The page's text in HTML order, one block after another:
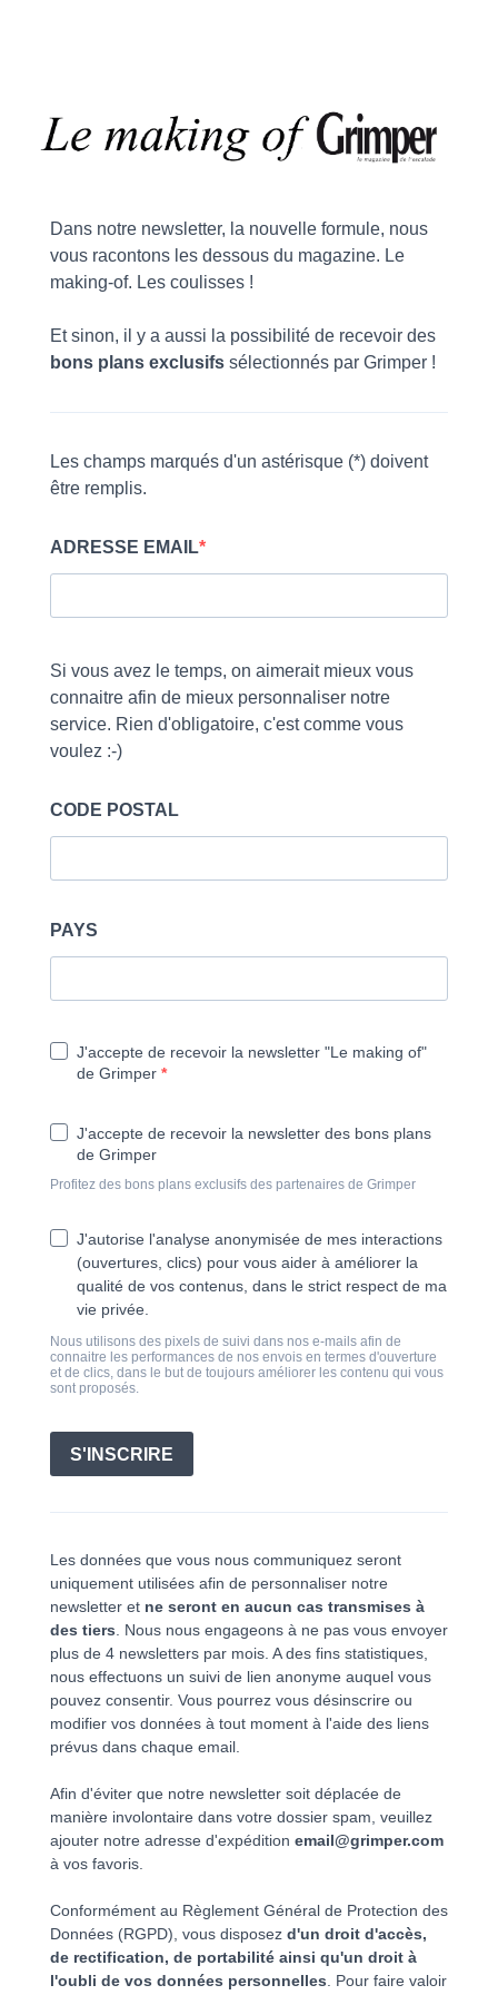
Dans notre newsletter, la nouvelle formule, nous
vous racontons les dessous du magazine. Le
making-of. Les coulisses !
Et sinon, il y a aussi la possibilité de recevoir des
bons plans exclusifs sélectionnés par Grimper !
Les champs marqués d'un astérisque (*) doivent
être remplis.
ADRESSE EMAIL
Si vous avez le temps, on aimerait mieux vous
connaitre afin de mieux personnaliser notre
service. Rien d'obligatoire, c'est comme vous
voulez :-)
CODE POSTAL
PAYS
J'accepte de recevoir la newsletter "Le making of"
de Grimper
J'accepte de recevoir la newsletter des bons plans
de Grimper
Profitez des bons plans exclusifs des partenaires de Grimper
J'autorise l'analyse anonymisée de mes interactions
(ouvertures, clics) pour vous aider à améliorer la
qualité de vos contenus, dans le strict respect de ma
vie privée.
Nous utilisons des pixels de suivi dans nos e-mails afin de
connaitre les performances de nos envois en termes d'ouverture
et de clics, dans le but de toujours améliorer les contenu qui vous
sont proposés.
S'INSCRIRE
Les données que vous nous communiquez seront
uniquement utilisées afin de personnaliser notre
newsletter et ne seront en aucun cas transmises à
des tiers . Nous nous engageons à ne pas vous envoyer
plus de 4 newsletters par mois. A des fins statistiques,
nous effectuons un suivi de lien anonyme auquel vous
pouvez consentir. Vous pourrez vous désinscrire ou
modifier vos données à tout moment à l'aide des liens
prévus dans chaque email.
Afin d'éviter que notre newsletter soit déplacée de
manière involontaire dans votre dossier spam, veuillez
ajouter notre adresse d'expédition email@grimper.com
à vos favoris.
Conformément au Règlement Général de Protection des
Données (RGPD), vous disposez d'un droit d'accès,
de rectification, de portabilité ainsi qu'un droit à
l'oubli de vos données personnelles . Pour faire valoir